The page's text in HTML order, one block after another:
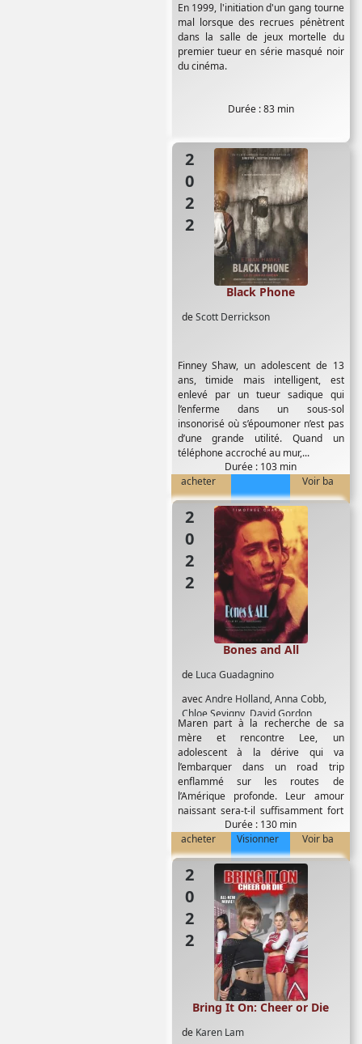
En 1999, l'initiation d'un gang tourne
mal lorsque des recrues pénètrent
dans la salle de jeux mortelle du
premier tueur en série masqué noir
du cinéma.
Durée : 83 min
2022
deScott Derrickson
Black Phone
Finney Shaw, un adolescent de 13
ans, timide mais intelligent, est
enlevé par un tueur sadique qui
l’enferme dans un sous-sol
insonorisé où s’époumoner n’est pas
d’une grande utilité. Quand un
téléphone accroché au mur,...
Durée : 103 min
acheter
Voir ba
2022
de Luca Guadagnino
avecAndre Holland,Anna Cobb,
Chloe Sevigny, David Gordon
Green ,Jessica Harper,Kendle
Coffey
Mark Rylance,Michael
Stuhlbarg, Taylor Russell,Timothée
Chalamet
Bones and All
Maren part à la recherche de sa
mère et rencontre Lee, un
adolescent à la dérive qui va
l’embarquer dans un road trip
enflammé sur les routes de
l’Amérique profonde. Leur amour
naissant sera-t-il suffisamment fort
pour résister...Durée : 130 min
acheter
Visionner Voir ba
2022
de Karen Lam
Bring It On: Cheer or Die